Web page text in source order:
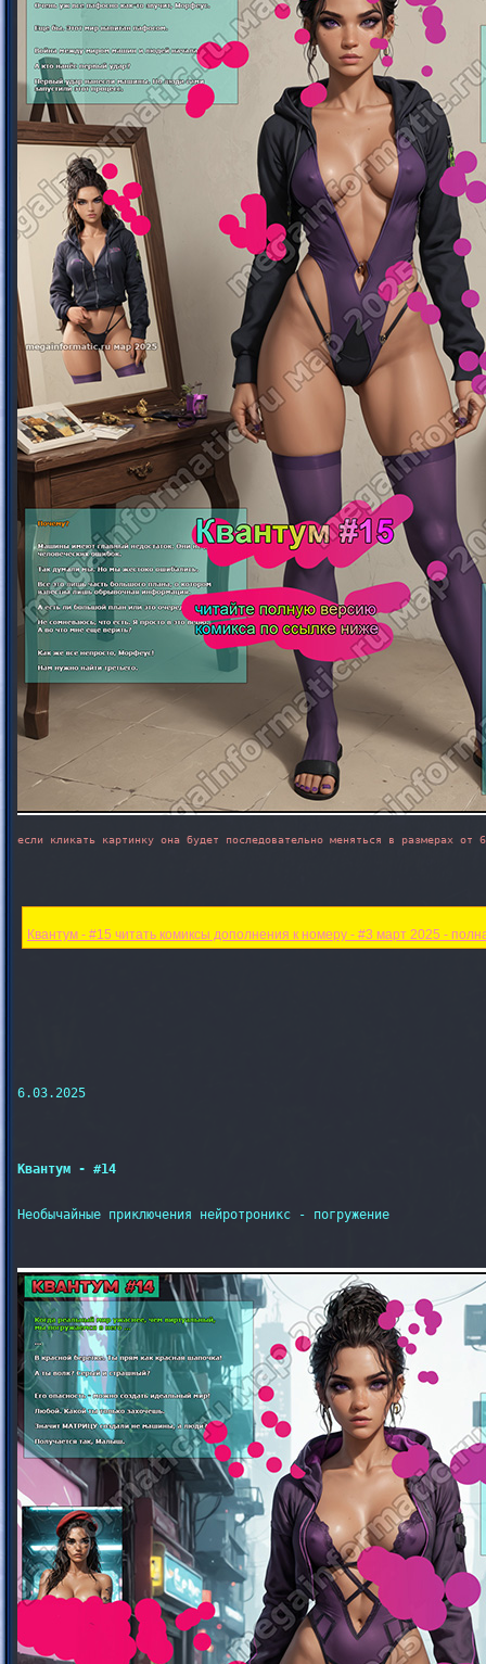
если кликать картинку она будет последовательно меняться в размерах от
Квантум - #15 читать комиксы дополнения к номеру - #3 март 2025 -
6.03.2025
Квантум - #14
Необычайные приключения нейротроникс - погружение